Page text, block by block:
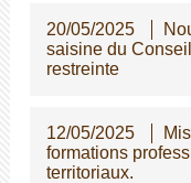
20/05/2025
saisine du
restreinte
12/05/2025
formations
territoriaux.